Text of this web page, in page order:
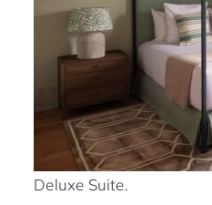
Deluxe Suite.